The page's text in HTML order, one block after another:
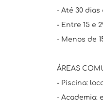
- Até 30 dias
- Entre 15 e
- Menos de
ÁREAS
- Piscina:
- Academia: